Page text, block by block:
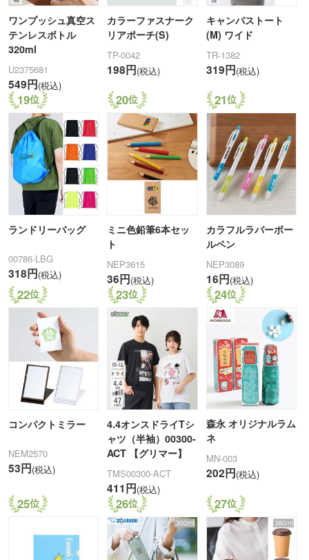
ワンプッシュ真空ス
テンレスボトル
320ml
U2375681
549円(税込)
カラーファスナーク
リアポーチ(S)
TP-0042
198円(税込)
キャンバストート
(M) ワイド
TR-1382
319円(税込)
19
ランドリーバッグ
00786-LBG
318円(税込)
20
ミニ色鉛筆6本セッ
ト
NEP3615
36円(税込)
21
カラフルラバーボー
ルペン
NEP3089
16円(税込)
22
コンパクトミラー
NEM2570
53円(税込)
23
4.4オンスドライTシ
ャツ（半袖）00300-
ACT 【グリマー】
TMS00300-ACT
411円(税込)
24
森永 オリジナルラム
ネ
MN-003
202円(税込)
25 26 27